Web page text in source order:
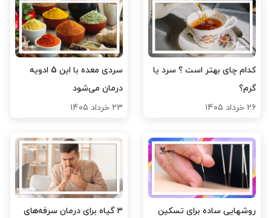
کدام چای بهتر است ؟ سرد یا
گرم؟
۲۶ خرداد ۱۴۰۵
سردی معده با این 5 ادویه
درمان می‌شود
۲۳ خرداد ۱۴۰۵
روشهایی ساده برای تسکین
۳ گیاه برای درمان سرفه‌های